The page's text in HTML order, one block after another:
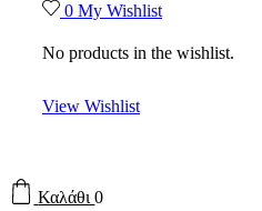
0 My Wishlist
No products in the wishlist.
View Wishlist
Καλάθι0